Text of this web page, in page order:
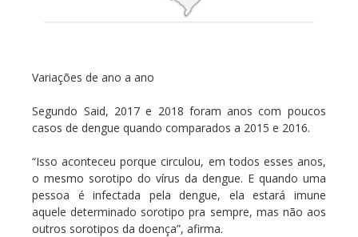
Variações de ano a ano
Segundo Said, 2017 e 2018 foram anos com poucos
casos de dengue quando comparados a 2015 e 2016.
“Isso aconteceu porque circulou, em todos esses anos,
o mesmo sorotipo do vírus da dengue. E quando uma
pessoa é infectada pela dengue, ela estará imune
aquele determinado sorotipo pra sempre, mas não aos
outros sorotipos da doença”, afirma.